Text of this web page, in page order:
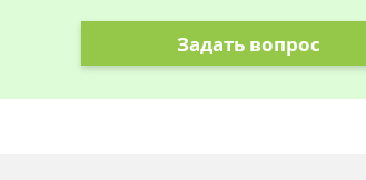
Задать вопрос